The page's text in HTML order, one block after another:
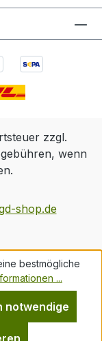
zzgl.
wenn
shop.de
bestmögliche
...
notwendige